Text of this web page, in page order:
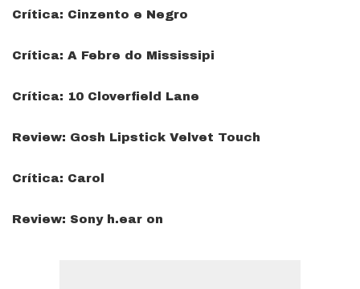
Crítica: Cinzento e Negro
Crítica: A Febre do Mississipi
Crítica: 10 Cloverfield Lane
Review: Gosh Lipstick Velvet Touch
Crítica: Carol
Review: Sony h.ear on